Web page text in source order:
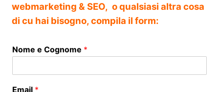
webmarketing & SEO, o qualsiasi altra cosa
di cu hai bisogno, compila il form:
Nome e Cognome *
Email *